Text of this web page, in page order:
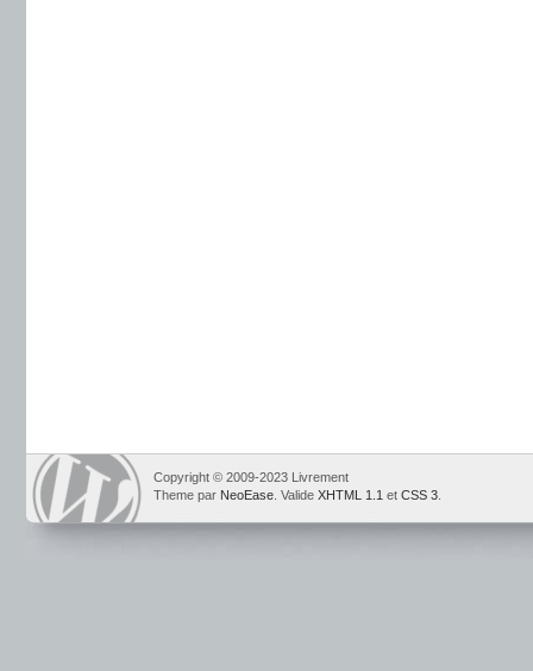
Copyright © 2009-2023 Livrement
Theme par NeoEase . Valide XHTML 1.1 et CSS 3